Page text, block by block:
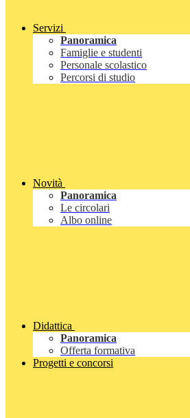
Servizi
Panoramica
Famiglie e studenti
Personale scolastico
Percorsi di studio
Novità
Panoramica
Le circolari
Albo online
Didattica
Panoramica
Offerta formativa
Progetti e concorsi